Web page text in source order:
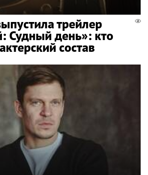
трейлер
Судный день»: кто
состав